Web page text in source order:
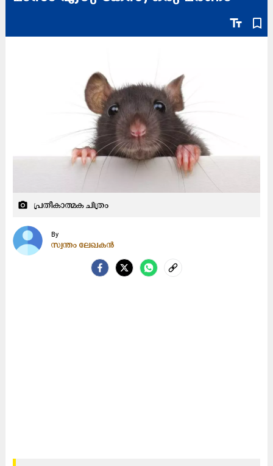
text_fields bookmark_border
camera_alt പ്രതീകാത്മക ചിത്രം
By
സ്വന്തം ലേഖകൻ